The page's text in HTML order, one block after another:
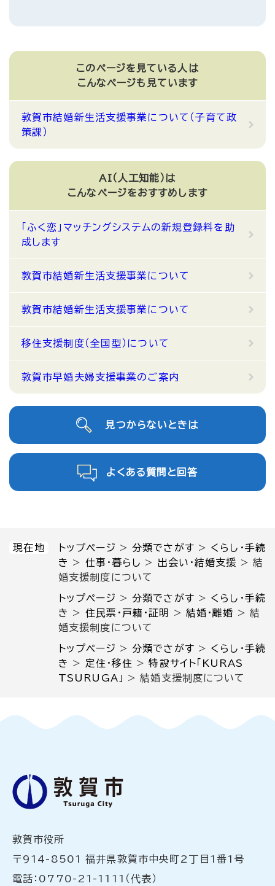
現在地 トップページ >分類でさがす > くらし・手続
き
> 仕事・暮らし > 出会い・結婚支援 > 結
婚支援制度について
トップページ >分類でさがす > くらし・手続
き
> 住民票・戸籍・証明 > 結婚・離婚 > 結
婚支援制度について
トップページ >分類でさがす > くらし・手続
き
> 定住・移住 >特設サイト「KURAS
TSURUGA」
>結婚支援制度について
このページを見ている人は
こんなページも見ています
敦賀市結婚新生活支援事業について（子育て政
策課）
AI（人工知能）は
こんなページをおすすめします
「ふく恋」マッチングシステムの新規登録料を助
成します
敦賀市結婚新生活支援事業について
敦賀市結婚新生活支援事業について
移住支援制度（全国型）について
敦賀市早婚夫婦支援事業のご案内
見つからないときは
よくある質問と回答
敦賀市役所
〒914-8501 福井県敦賀市中央町2丁目1番1号
電話：0770-21-1111（代表）